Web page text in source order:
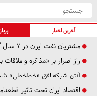
آخرین اخبار
مشتریان نفت ایران در ۷ سال گذشته +فیلم
راز اصرار بر «مذاکره و
آنتن شبکه افق «خط‌خطی»
اقتصاد ایران تحت تاثیر